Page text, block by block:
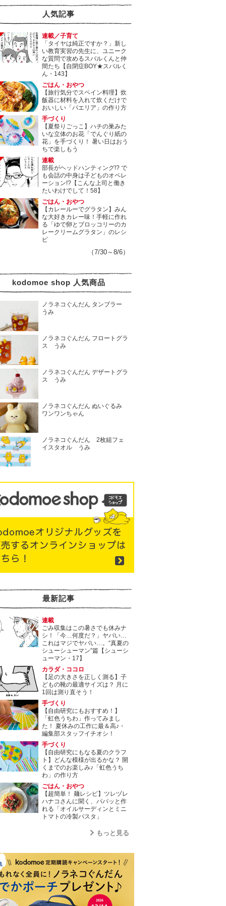
人気記事
連載／子育て
「タイヤは純正ですか？」新し
い教育実習の先生に、ユニーク
な質問で攻めるスバルくんと仲
間たち【自閉症BOY★スバルく
ん・143】
ごはん・おやつ
【旅行気分でスペイン料理】炊
飯器に材料を入れて炊くだけで
おいしい「パエリア」の作り方
手づくり
【夏祭りごっこ】ハチの巣みた
いな立体のお花「でんぐり紙の
花」を手づくり！ 暑い日はおう
ちで楽しもう
連載
部長がヘッドハンティング!? で
も会話の中身は子どものオペレ
ーション!?【こんな上司と働き
たいわけでして！58】
ごはん・おやつ
【カレールーでグラタン】みん
な大好きカレー味！手軽に作れ
る「ゆで卵とブロッコリーのカ
レークリームグラタン」のレシ
ピ
（7/30～8/6）
kodomoe shop 人気商品
ノラネコぐんだん タンブラー
うみ
ノラネコぐんだん フロートグラ
ス うみ
ノラネコぐんだん デザートグラ
ス うみ
ノラネコぐんだん ぬいぐるみ
ワンワンちゃん
ノラネコぐんだん 2枚組フェ
イスタオル うみ
最新記事
連載
ごみ収集はこの暑さでも休みナ
シ！「今…何度だ？」ヤバい…
これはマジでヤバい…。“真夏の
シューシューマン”篇【シューシ
ューマン・17】
カラダ・ココロ
【足の大きさを正しく測る】子
どもの靴の最適サイズは？ 月に
1回は測り直そう！
手づくり
【自由研究にもおすすめ！】
「虹色うちわ」作ってみまし
た！ 夏休みの工作に最＆高♪・
編集部スタッフイチオシ！
手づくり
【自由研究にもなる夏のクラフ
ト】どんな模様が出るかな？ 開
くまでのお楽しみ♪「虹色うち
わ」の作り方
ごはん・おやつ
【超簡単！ 麺レシピ】ツレヅレ
ハナコさんに聞く、パパッと作
れる「オイルサーディンとミニ
トマトの冷製パスタ」
もっと見る